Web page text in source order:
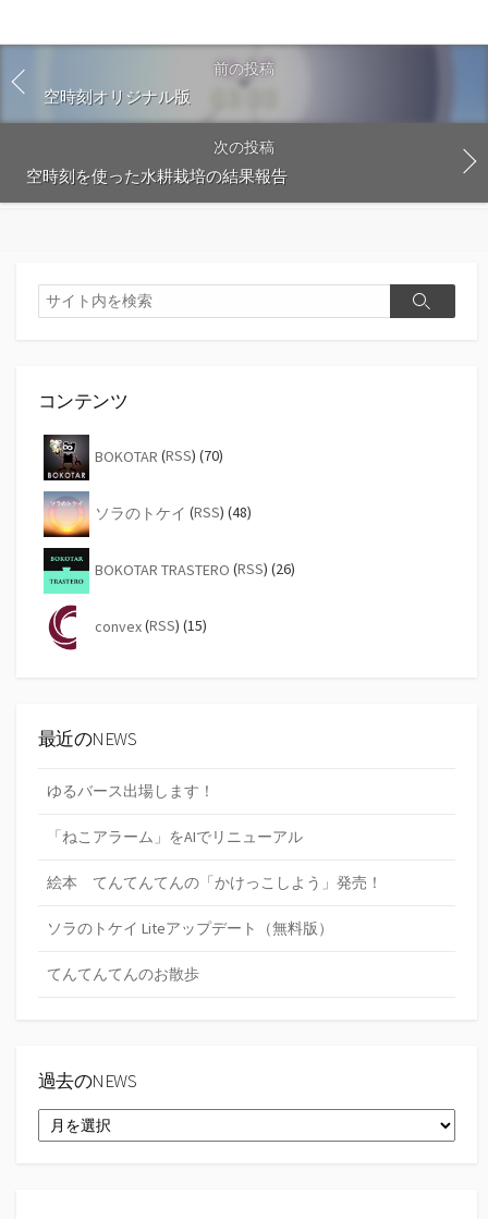
前の投稿
空時刻オリジナル版
次の投稿
空時刻を使った水耕栽培の結果報告
検
索
検
コンテンツ
BOKOTAR (RSS) (70)
ソラのトケイ (RSS) (48)
BOKOTAR TRASTERO (RSS) (26)
convex(RSS) (15)
最近のNEWS
ゆるバース出場します！
「ねこアラーム」をAIでリニューアル
絵本 てんてんてんの「かけっこしよう」発売！
ソラのトケイ Liteアップデート（無料版）
てんてんてんのお散歩
過去のNEWS
去